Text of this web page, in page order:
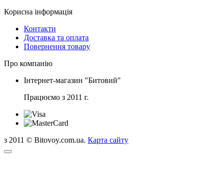
Корисна інформація
Контакти
Доставка та оплата
Повернення товару
Про компанію
Інтернет-магазин "Битовий"
Працюємо з 2011 г.
з 2011 © Bitovoy.com.ua. Карта сайту